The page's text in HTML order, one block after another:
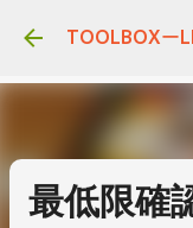
スキップし
TOOLBOXー
最低限確